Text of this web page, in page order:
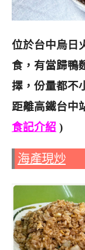
位於台中烏日
食，有當歸鴨
擇，份量都不
距離高鐵台中
食記介紹 )
海產現炒